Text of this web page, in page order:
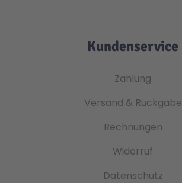
Kundenservice
Zahlung
Versand & Rückgabe
Rechnungen
Widerruf
Datenschutz